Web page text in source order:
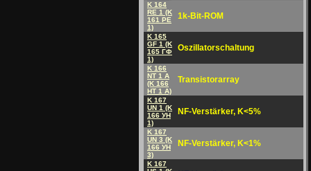
K 164
RE 1 (K
161 PE
1)
1k-Bit-ROM
K 165
GF 1 (K
165 ГФ
1)
Oszillatorschaltung
K 166
NT 1 A
(K 166
HT 1 A)
Transistorarray
K 167
UN 1 (K
166 УH
1)
NF-Verstärker, K<5%
K 167
UN 3 (K
166 УH
3)
NF-Verstärker, K<1%
K 167